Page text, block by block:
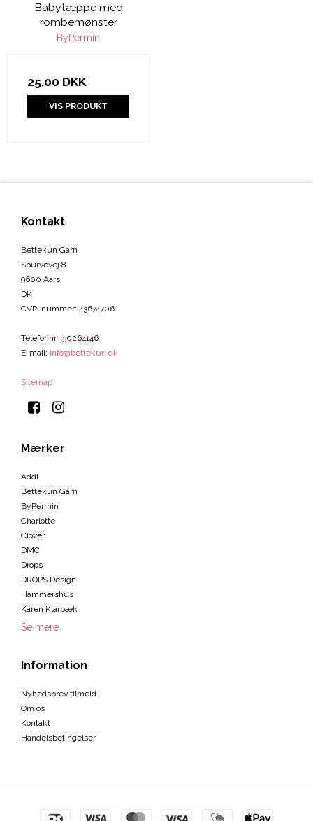
Babytæppe med
rombemønster
ByPermin
25,00 DKK
VIS PRODUKT
Kontakt
Bettekun Garn
Spurvevej 8
9600 Aars
DK
CVR-nummer: 43674706
Telefonnr.: 30264146
E-mail: info@bettekun.dk
Sitemap
Mærker
Addi
Bettekun Garn
ByPermin
Charlotte
Clover
DMC
Drops
DROPS Design
Hammershus
Karen Klarbæk
Se mere
Information
Nyhedsbrev tilmeld
Om os
Kontakt
Handelsbetingelser